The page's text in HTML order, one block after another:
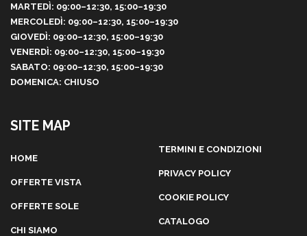
MARTEDÌ: 09:00–12:30, 15:00–19:30
MERCOLEDÌ: 09:00–12:30, 15:00–19:30
GIOVEDÌ: 09:00–12:30, 15:00–19:30
VENERDÌ: 09:00–12:30, 15:00–19:30
SABATO: 09:00–12:30, 15:00–19:30
DOMENICA: CHIUSO
SITE MAP
HOME
OFFERTE VISTA
OFFERTE SOLE
CHI SIAMO
TERMINI E CONDIZIONI
PRIVACY POLICY
COOKIE POLICY
CATALOGO